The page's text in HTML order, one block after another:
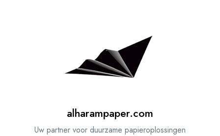
alharampaper.com
Uw partner voor duurzame papieroplossingen